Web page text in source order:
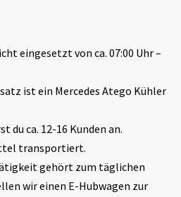
eingesetzt von ca. 07:00 Uhr –
ist ein Mercedes Atego Kühler
du ca. 12-16 Kunden an.
transportiert.
gehört zum täglichen
wir einen E-Hubwagen zur